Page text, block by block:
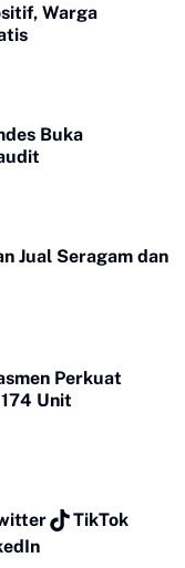
Warga
Buka
Jual Seragam dan
Perkuat
Unit
TikTok